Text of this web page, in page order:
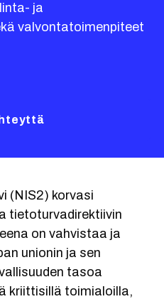
ja
valvontatoimenpiteet
(NIS2) korvasi
tietoturvadirektiivin
on vahvistaa ja
unionin ja sen
tasoa
kriittisillä toimialoilla,